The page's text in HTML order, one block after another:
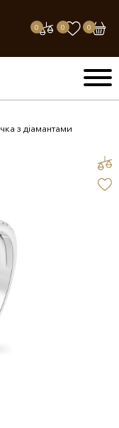
0 0 0
з діамантами